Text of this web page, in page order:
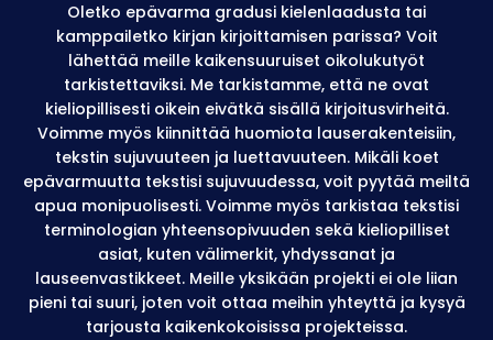
Oletko epävarma gradusi kielenlaadusta tai
kamppailetko kirjan kirjoittamisen parissa? Voit
lähettää meille kaikensuuruiset oikolukutyöt
tarkistettaviksi. Me tarkistamme, että ne ovat
kieliopillisesti oikein eivätkä sisällä kirjoitusvirheitä.
Voimme myös kiinnittää huomiota lauserakenteisiin,
tekstin sujuvuuteen ja luettavuuteen. Mikäli koet
epävarmuutta tekstisi sujuvuudessa, voit pyytää meiltä
apua monipuolisesti. Voimme myös tarkistaa tekstisi
terminologian yhteensopivuuden sekä kieliopilliset
asiat, kuten välimerkit, yhdyssanat ja
lauseenvastikkeet. Meille yksikään projekti ei ole liian
pieni tai suuri, joten voit ottaa meihin yhteyttä ja kysyä
tarjousta kaikenkokoisissa projekteissa.